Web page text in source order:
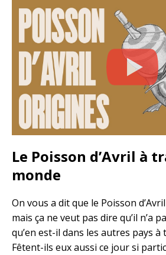
Le Poisson d’Avril à
monde
On vous a dit que le Poisson
mais ça ne veut pas dire qu’il n’a
qu’en est-il dans les autres pays à
Fêtent-ils eux aussi ce jour si